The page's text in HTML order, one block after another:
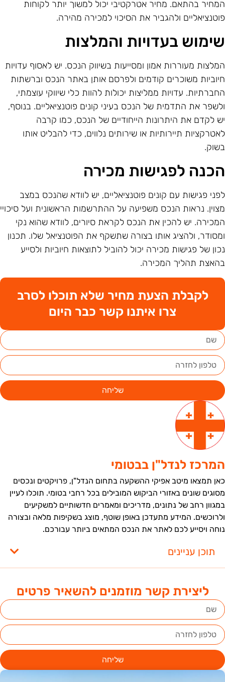
ליצירת קשר מוזמנים להשאיר פרטים
שליחה
בהתאם. מחיר אטרקטיבי יכול למשוך יותר לקוחות
ולהגביר את הסיכוי למכירה מהירה.
בעדויות והמלצות
מעוררות אמון ומסייעות בשיווק הנכס. יש לאסוף עדויות
משוכרים קודמים ולפרסם אותן באתר הנכס וברשתות
עדויות ממליצות יכולות להוות כלי שיווקי עוצמתי,
את התדמית של הנכס בעיני קונים פוטנציאליים. בנוסף,
לקדם את היתרונות הייחודיים של הנכס, כמו קרבה
תיירותיות או שירותים נלווים, כדי להבליט אותו
לפגישות מכירה
פגישות עם קונים פוטנציאליים, יש לוודא שהנכס במצב
נראות הנכס משפיעה על ההתרשמות הראשונית ועל סיכויי
יש להכין את הנכס לקראת סיורים, לוודא שהוא נקי
ולהציג אותו בצורה שתשקף את הפוטנציאל שלו. תכנון
של פגישות מכירה יכול להוביל לתוצאות חיוביות ולסייע
תהליך המכירה.
לקבלת הצעת מחיר שלא תוכלו לסרב
צרו איתנו קשר כבר היום
שליחה
לנדל"ן בבטומי
תמצאו מיטב אפיקי ההשקעה בתחום הנדל"ן, פרויקטים ונכסים
שונים באזורי הביקוש המובילים בכל רחבי בטומי. תוכלו לעיין
רחב של נתונים, מדריכים ומאמרים חדשותיים למשקיעים
המידע מתעדכן באופן שוטף, מוצג בשקיפות מלאה ובצורה
ויסייע לכם לאתר את הנכס המתאים ביותר עבורכם.
תוכן עניינים